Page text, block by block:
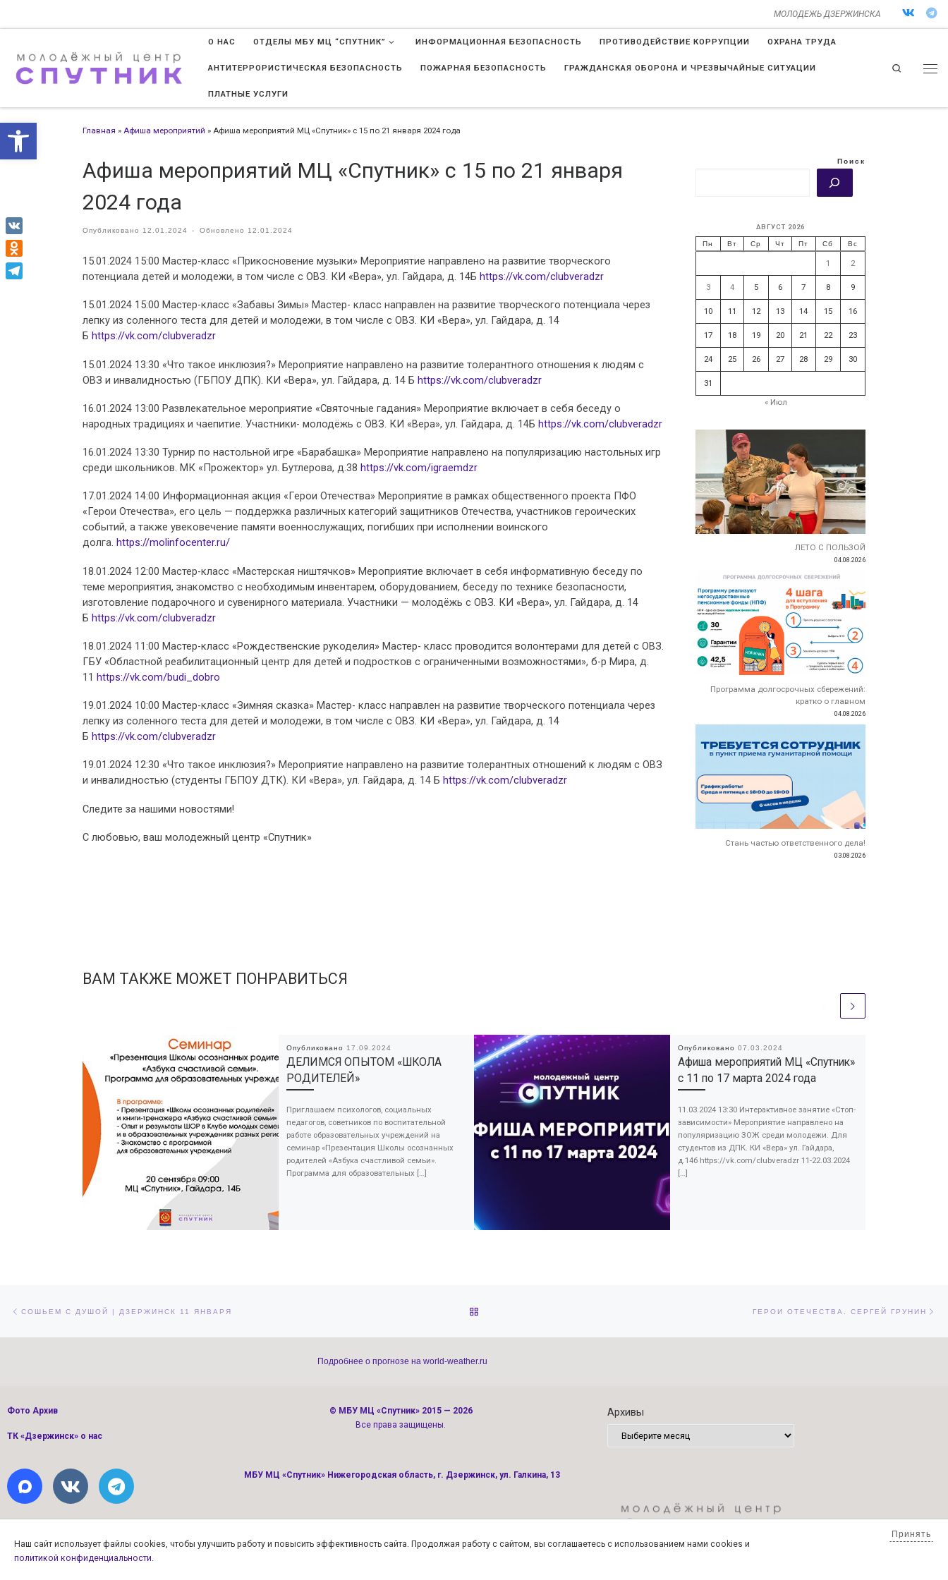
Открыть панель инструментов
МОЛОДЕЖЬ ДЗЕРЖИНСКА
О НАС ОТДЕЛЫ МБУ МЦ “СПУТНИК” ИНФОРМАЦИОННАЯ БЕЗОПАСНОСТЬ ПРОТИВОДЕЙСТВИЕ КОРРУПЦИИ ОХРАНА ТРУДА
АНТИТЕРРОРИСТИЧЕСКАЯ БЕЗОПАСНОСТЬ ПОЖАРНАЯ БЕЗОПАСНОСТЬ ГРАЖДАНСКАЯ ОБОРОНА И ЧРЕЗВЫЧАЙНЫЕ СИТУАЦИИ
ПЛАТНЫЕ УСЛУГИ
Search
Главная » Афиша мероприятий » Афиша мероприятий МЦ «Спутник» с 15 по 21 января 2024 года
Афиша мероприятий МЦ «Спутник» с 15 по 21 января
2024 года
Опубликовано 12.01.2024 - Обновлено 12.01.2024
15.01.2024 15:00 Мастер-класс «Прикосновение музыки» Мероприятие направлено на развитие творческого
потенциала детей и молодежи, в том числе с ОВЗ. КИ «Вера», ул. Гайдара, д. 14Б https://vk.com/clubveradzr
15.01.2024 15:00 Мастер-класс «Забавы Зимы» Мастер- класс направлен на развитие творческого потенциала через
лепку из соленного теста для детей и молодежи, в том числе с ОВЗ. КИ «Вера», ул. Гайдара, д. 14
Б https://vk.com/clubveradzr
15.01.2024 13:30 «Что такое инклюзия?» Мероприятие направлено на развитие толерантного отношения к людям с
ОВЗ и инвалидностью (ГБПОУ ДПК). КИ «Вера», ул. Гайдара, д. 14 Б https://vk.com/clubveradzr
16.01.2024 13:00 Развлекательное мероприятие «Святочные гадания» Мероприятие включает в себя беседу о
народных традициях и чаепитие. Участники- молодёжь с ОВЗ. КИ «Вера», ул. Гайдара, д. 14Б https://vk.com/clubveradzr
16.01.2024 13:30 Турнир по настольной игре «Барабашка» Мероприятие направлено на популяризацию настольных игр
среди школьников. МК «Прожектор» ул. Бутлерова, д.38 https://vk.com/igraemdzr
17.01.2024 14:00 Информационная акция «Герои Отечества» Мероприятие в рамках общественного проекта ПФО
«Герои Отечества», его цель — поддержка различных категорий защитников Отечества, участников героических
событий, а также увековечение памяти военнослужащих, погибших при исполнении воинского
долга. https://molinfocenter.ru/
18.01.2024 12:00 Мастер-класс «Мастерская ништячков» Мероприятие включает в себя информативную беседу по
теме мероприятия, знакомство с необходимым инвентарем, оборудованием, беседу по технике безопасности,
изготовление подарочного и сувенирного материала. Участники — молодёжь с ОВЗ. КИ «Вера», ул. Гайдара, д. 14
Б https://vk.com/clubveradzr
18.01.2024 11:00 Мастер-класс «Рождественские рукоделия» Мастер- класс проводится волонтерами для детей с ОВЗ.
ГБУ «Областной реабилитационный центр для детей и подростков с ограниченными возможностями», б-р Мира, д.
11 https://vk.com/budi_dobro
19.01.2024 10:00 Мастер-класс «Зимняя сказка» Мастер- класс направлен на развитие творческого потенциала через
лепку из соленного теста для детей и молодежи, в том числе с ОВЗ. КИ «Вера», ул. Гайдара, д. 14
Б https://vk.com/clubveradzr
19.01.2024 12:30 «Что такое инклюзия?» Мероприятие направлено на развитие толерантных отношений к людям с ОВЗ
и инвалидностью (студенты ГБПОУ ДТК). КИ «Вера», ул. Гайдара, д. 14 Б https://vk.com/clubveradzr
Следите за нашими новостями!
С любовью, ваш молодежный центр «Спутник»
ВАМ ТАКЖЕ МОЖЕТ ПОНРАВИТЬСЯ
Опубликовано 17.09.2024
ДЕЛИМСЯ ОПЫТОМ «ШКОЛА
РОДИТЕЛЕЙ»
Приглашаем психологов, социальных
педагогов, советников по воспитательной
работе образовательных учреждений на
семинар «Презентация Школы осознанных
родителей «Азбука счастливой семьи».
Программа для образовательных […]
Опубликовано 07.03.2024
Афиша мероприятий МЦ «Спутник»
с 11 по 17 марта 2024 года
11.03.2024 13:30 Интерактивное занятие «Стоп-
зависимости» Мероприятие направлено на
популяризацию ЗОЖ среди молодежи. Для
студентов из ДПК. КИ «Вера» ул. Гайдара,
д.14б https://vk.com/clubveradzr 11-22.03.2024
[…]
Поиск
АВГУСТ 2026
Пн Вт Ср Чт Пт Сб Вс
1 2
3 4 5 6 7 8 9
10 11 12 13 14 15 16
17 18 19 20 21 22 23
24 25 26 27 28 29 30
31
« Июл
ЛЕТО С ПОЛЬЗОЙ
04.08.2026
Программа долгосрочных сбережений:
кратко о главном
04.08.2026
Стань частью ответственного дела!
03.08.2026
Навигация по записям
СОШЬЕМ С ДУШОЙ | ДЗЕРЖИНСК 11 ЯНВАРЯ ГЕРОИ ОТЕЧЕСТВА. СЕРГЕЙ ГРУНИН
Подробнее о прогнозе на world-weather.ru
Фото Архив
ТК «Дзержинск» о нас
© МБУ МЦ «Спутник» 2015 — 2026
Все права защищены.
МБУ МЦ «Спутник» Нижегородская область, г. Дзержинск, ул. Галкина, 13
Архивы
VK
Odnoklassniki
Наш сайт использует файлы cookies, чтобы улучшить работу и повысить эффективность сайта. Продолжая работу с сайтом, вы соглашаетесь с использованием нами cookies и
политикой конфиденциальности.
Принять